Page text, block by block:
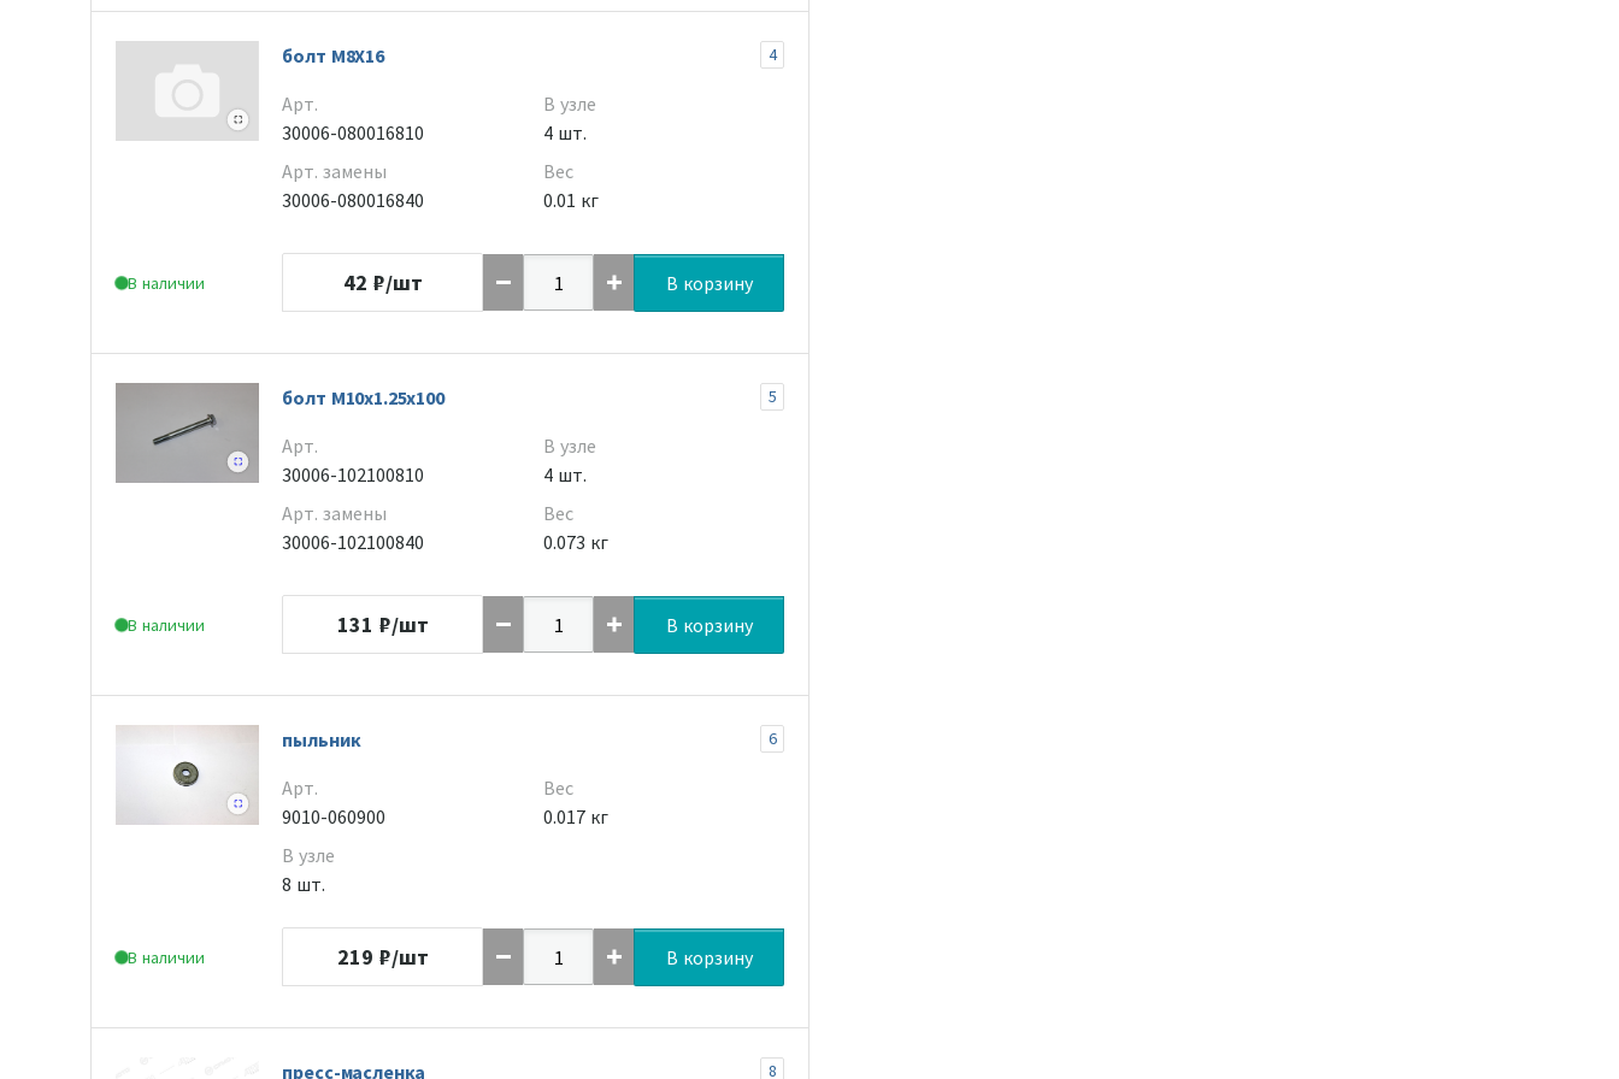
В наличии
болт M8X16 4
Арт.
30006-080016810
Арт. замены
30006-080016840
В узле
4 шт.
Вес
0.01 кг
42 ₽/шт В корзину
В наличии
болт M10x1.25x100 5
Арт.
30006-102100810
Арт. замены
30006-102100840
В узле
4 шт.
Вес
0.073 кг
131 ₽/шт В корзину
В наличии
пыльник 6
Арт.
9010-060900
В узле
8 шт.
Вес
0.017 кг
219 ₽/шт В корзину
пресс-масленка 8